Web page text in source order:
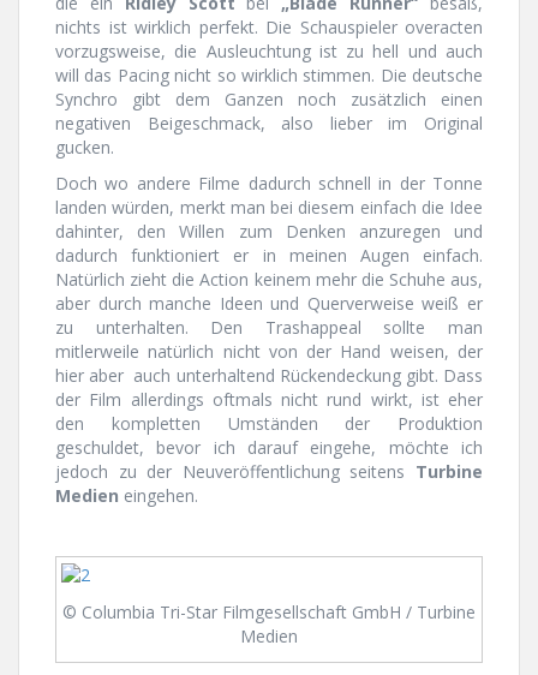
nichts ist wirklich perfekt. Die Schauspieler overacten
vorzugsweise, die Ausleuchtung ist zu hell und auch
will das Pacing nicht so wirklich stimmen. Die deutsche
Synchro gibt dem Ganzen noch zusätzlich einen
negativen Beigeschmack, also lieber im Original
gucken.
Doch wo andere Filme dadurch schnell in der Tonne
landen würden, merkt man bei diesem einfach die Idee
dahinter, den Willen zum Denken anzuregen und
dadurch funktioniert er in meinen Augen einfach.
Natürlich zieht die Action keinem mehr die Schuhe aus,
aber durch manche Ideen und Querverweise weiß er
zu unterhalten. Den Trashappeal sollte man
mitlerweile natürlich nicht von der Hand weisen, der
hier aber auch unterhaltend Rückendeckung gibt. Dass
der Film allerdings oftmals nicht rund wirkt, ist eher
den kompletten Umständen der Produktion
geschuldet, bevor ich darauf eingehe, möchte ich
jedoch zu der Neuveröffentlichung seitens Turbine
Medien eingehen.
© Columbia Tri-Star Filmgesellschaft GmbH / Turbine
Medien